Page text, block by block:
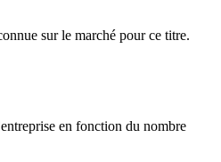
sur le marché pour ce titre.
en fonction du nombre